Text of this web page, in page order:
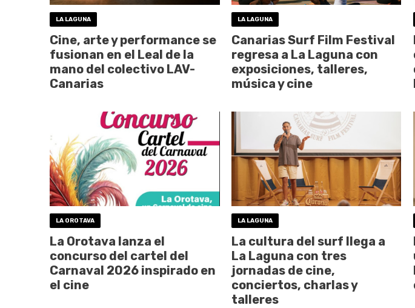
LA LAGUNA
Cine, arte y performance se
fusionan en el Leal de la
mano del colectivo LAV-
Canarias
LA LAGUNA
Canarias Surf Film Festival
regresa a La Laguna con
exposiciones, talleres,
música y cine
LA OROTAVA
La Orotava lanza el
concurso del cartel del
Carnaval 2026 inspirado en
el cine
LA LAGUNA
La cultura del surf llega a
La Laguna con tres
jornadas de cine,
conciertos, charlas y
talleres